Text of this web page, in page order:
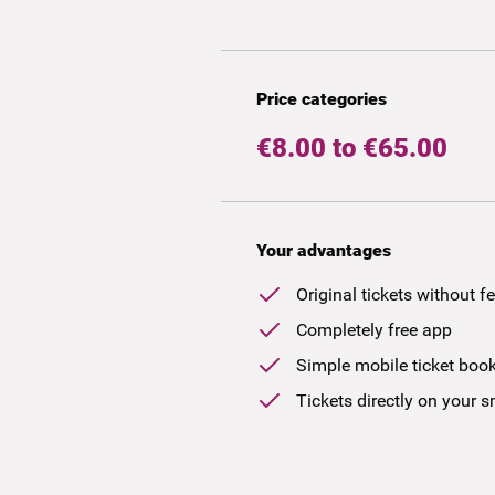
Price categories
€8.00 to €65.00
Your advantages
Original tickets without
Completely free app
Simple mobile ticket
Tickets directly on your